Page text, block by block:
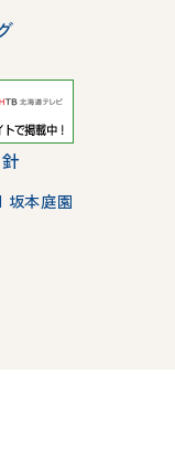
坂本庭園